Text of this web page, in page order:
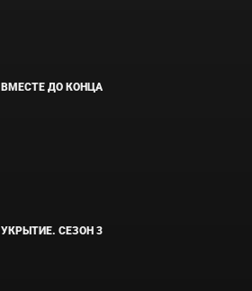
ВМЕСТЕ ДО КОНЦА
УКРЫТИЕ. СЕЗОН 3